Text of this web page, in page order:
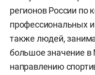
регионов России по
профессиональных
также людей,
большое значение в
направлению